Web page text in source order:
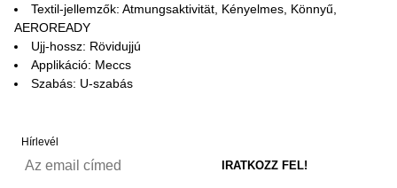
Textil-jellemzők: Atmungsaktivität, Kényelmes, Könnyű,
AEROREADY
Ujj-hossz: Rövidujjú
Applikáció: Meccs
Szabás: U-szabás
Hírlevél